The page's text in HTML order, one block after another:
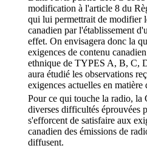
modification à l'article 8 du
qui lui permettrait de modifier
canadien par l'établissement
effet. On envisagera donc la
exigences de contenu
ethnique de TYPES A, B, C,
aura étudié les observations
exigences actuelles en matière
Pour ce qui touche la radio,
diverses difficultés éprouvées
s'efforcent de satisfaire aux
canadien des émissions de
diffusent.